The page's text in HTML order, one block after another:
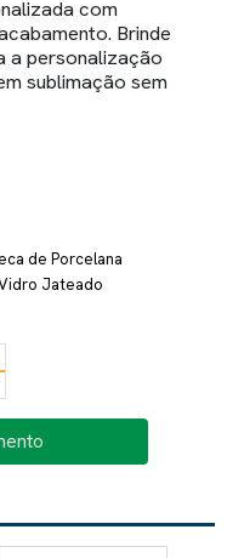
com
Brinde
a personalização
sublimação sem
de Porcelana
Jateado